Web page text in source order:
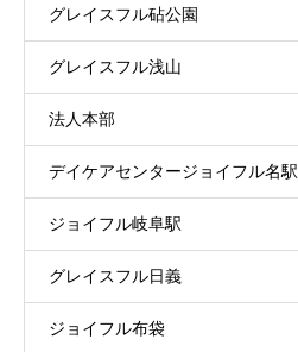
グレイスフル砧公園
グレイスフル浅山
法人本部
デイケアセンタージョイフル名駅
ジョイフル岐阜駅
グレイスフル日義
ジョイフル布袋